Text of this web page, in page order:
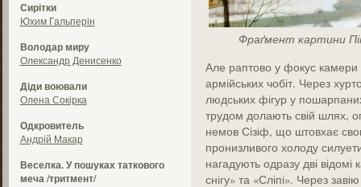
Сирітки
Юхим Гальперін
Володар миру
Олександр Денисенко
Діди воювали
Олена Сокірка
Одкровитель
Андрій Макар
Веселка. У пошуках таткового
меча /тритмент/
Фраґмент картини
Але раптово у фокус камери
армійських чобіт. Через
людських фігур у
трудом долають свій шлях,
немов Сізіф, що штовхає свою
пронизливого холоду
нагадують одразу дві
снігу» та «Сліпі». Через